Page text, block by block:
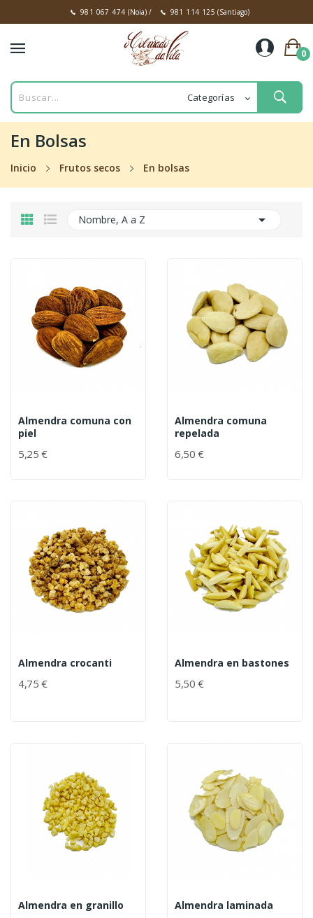
981 067 474 (Noia)/ 981 114 125 (Santiago)
0
En Bolsas
Inicio Frutos secos En bolsas
Nombre, A a Z 
Almendra comuna con
piel
5,25 €
Almendra comuna
repelada
6,50 €
Almendra crocanti
4,75 €
Almendra en bastones
5,50 €
Almendra en granillo Almendra laminada